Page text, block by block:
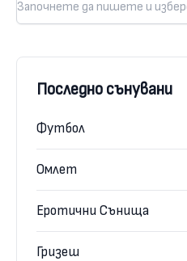
Последно сънувани
Футбол
Омлет
Еротични Сънища
Гризеш